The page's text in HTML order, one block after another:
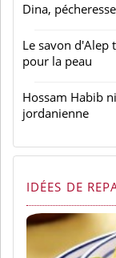
Dina,
Le savon d'Alep
pour la peau
Hossam Habib
jordanienne
IDÉES DE